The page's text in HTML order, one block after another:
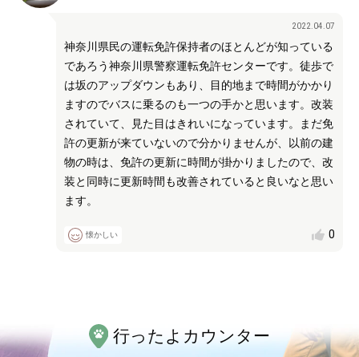
2022.04.07
神奈川県民の運転免許保持者のほとんどが知っている
であろう神奈川県警察運転免許センターです。徒歩で
は坂のアップダウンもあり、目的地まで時間がかかり
ますのでバスに乗るのも一つの手かと思います。改装
されていて、見た目はきれいになっています。まだ免
許の更新が来ていないので分かりませんが、以前の建
物の時は、免許の更新に時間が掛かりましたので、改
装と同時に更新時間も改善されていると良いなと思い
ます。
懐かしい 0
行ったよカウンター